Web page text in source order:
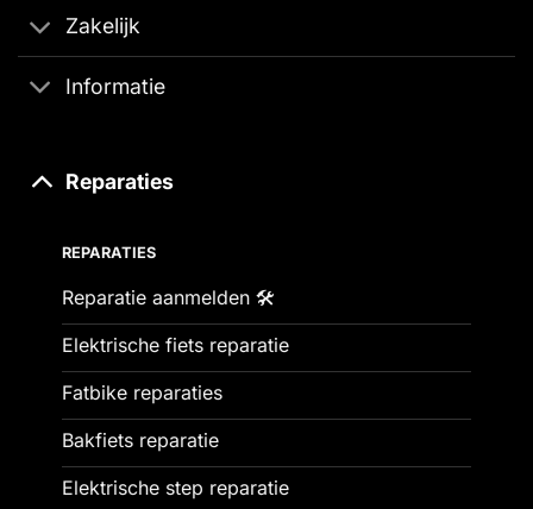
Zakelijk
Informatie
Reparaties
REPARATIES
Reparatie aanmelden 🛠️
Elektrische fiets reparatie
Fatbike reparaties
Bakfiets reparatie
Elektrische step reparatie